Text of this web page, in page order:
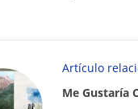
Artículo
Me Gustaría